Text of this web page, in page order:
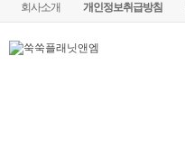
회사소개 개인정보취급방침